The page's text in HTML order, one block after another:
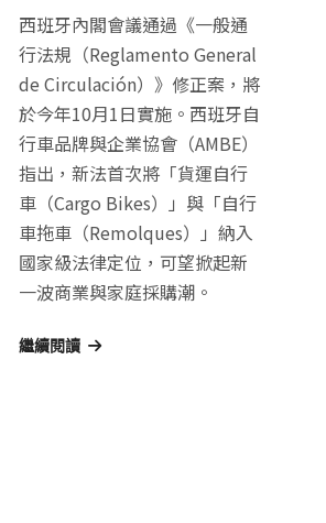
西班牙內閣會議通過《一般通
行法規（Reglamento General
de Circulación）》修正案，將
於今年10月1日實施。西班牙自
行車品牌與企業協會（AMBE）
指出，新法首次將「貨運自行
車（Cargo Bikes）」與「自行
車拖車（Remolques）」納入
國家級法律定位，可望掀起新
一波商業與家庭採購潮。
繼續閱讀